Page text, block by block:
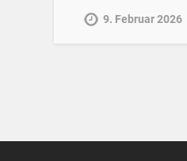
9. Februar 2026